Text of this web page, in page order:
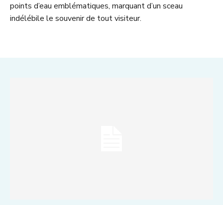
points d’eau emblématiques, marquant d’un sceau
indélébile le souvenir de tout visiteur.